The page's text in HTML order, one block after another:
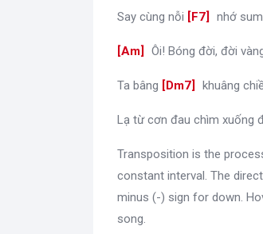
Say cùng nỗi [F7 nhớ sum
[Am Ôi! Bóng đời, đời
Ta bâng [Dm7 khuâng
Lạ từ cơn đau chìm xuống
Transposition is the
constant interval. The
minus (-) sign for down.
song.